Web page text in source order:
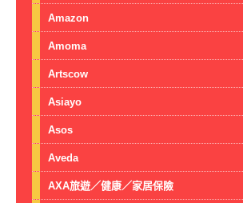
Amazon
Amoma
Artscow
Asiayo
Asos
Aveda
AXA旅遊／健康／家居保險